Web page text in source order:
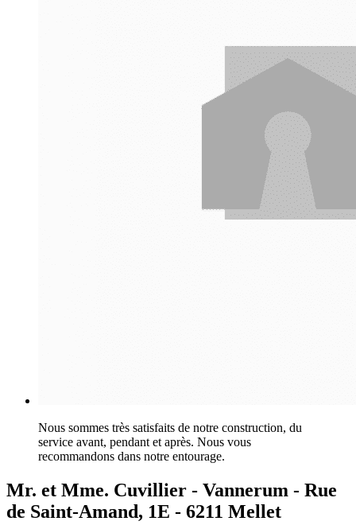
Nous sommes très satisfaits de notre construction, du
service avant, pendant et après. Nous vous
recommandons dans notre entourage.
Mr. et Mme. Cuvillier - Vannerum - Rue
de Saint-Amand, 1E - 6211 Mellet